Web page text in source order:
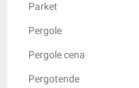
Parket
Pergole
Pergole cena
Pergotende